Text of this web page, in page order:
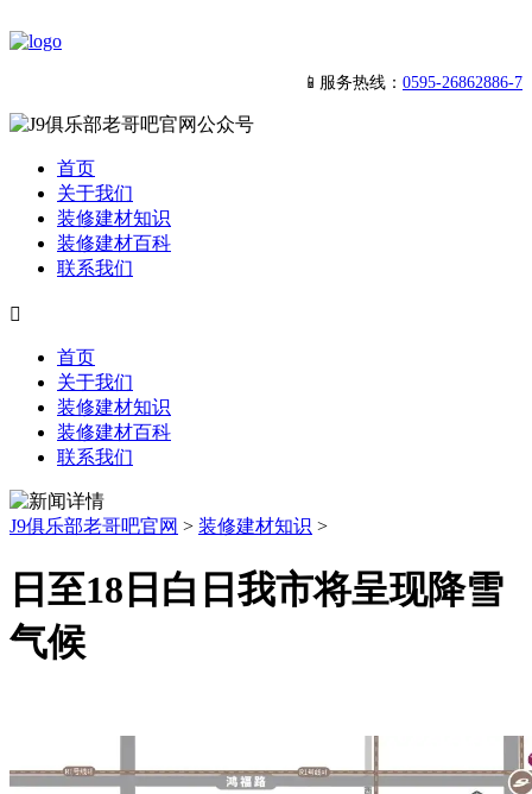
📱服务热线： 0595-26862886-7
首页
关于我们
装修建材知识
装修建材百科
联系我们

首页
关于我们
装修建材知识
装修建材百科
联系我们
J9俱乐部老哥吧官网 > 装修建材知识 >
日至18日白日我市将呈现降雪
气候